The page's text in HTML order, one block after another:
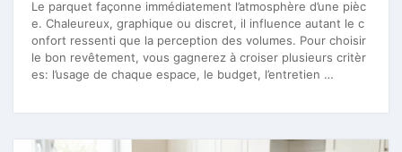
Le parquet façonne immédiatement l’atmosphère d’une pièc
e. Chaleureux, graphique ou discret, il influence autant le c
onfort ressenti que la perception des volumes. Pour choisir
le bon revêtement, vous gagnerez à croiser plusieurs critèr
es: l’usage de chaque espace, le budget, l’entretien …